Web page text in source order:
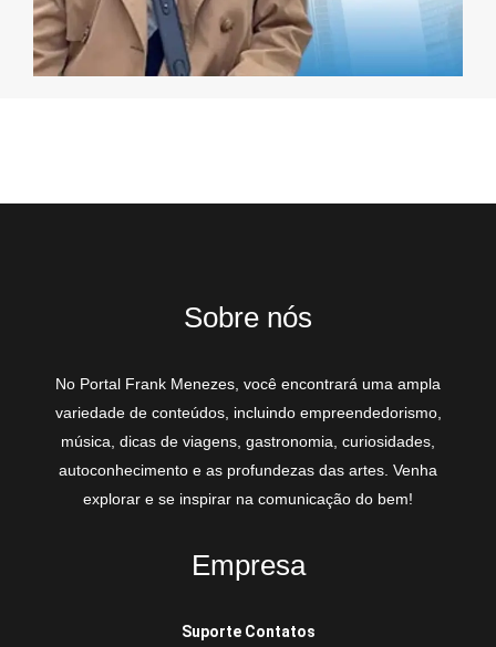
Sobre nós
No Portal Frank Menezes, você encontrará uma ampla
variedade de conteúdos, incluindo empreendedorismo,
música, dicas de viagens, gastronomia, curiosidades,
autoconhecimento e as profundezas das artes. Venha
explorar e se inspirar na comunicação do bem!
Empresa
Suporte Contatos